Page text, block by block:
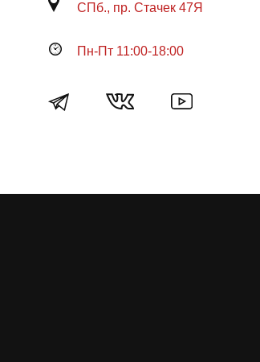
СПб., пр. Стачек 47Я
Пн-Пт 11:00-18:00